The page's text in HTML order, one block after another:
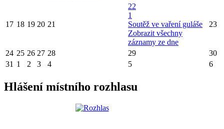
17 18 19 20 21
22
1
Soutěž ve vaření guláše
Zobrazit všechny
záznamy ze dne
23
24 25 26 27 28 29
30
31 1 2 3 4 5 6
Hlášení místního rozhlasu